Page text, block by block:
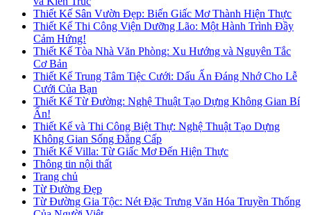
Thiết Kế Sân Vườn Đẹp: Biến Giấc Mơ Thành Hiện Thực
Thiết Kế Thi Công Viện Dưỡng Lão: Một Hành Trình Đầy
Cảm Hứng!
Thiết Kế Tòa Nhà Văn Phòng: Xu Hướng và Nguyên Tắc
Cơ Bản
Thiết Kế Trung Tâm Tiệc Cưới: Dấu Ấn Đáng Nhớ Cho Lễ
Cưới Của Bạn
Thiết Kế Từ Đường: Nghệ Thuật Tạo Dựng Không Gian Bí
Ẩn!
Thiết Kế và Thi Công Biệt Thự: Nghệ Thuật Tạo Dựng
Không Gian Sống Đẳng Cấp
Thiết Kế Villa: Từ Giấc Mơ Đến Hiện Thực
Thông tin nội thất
Trang chủ
Từ Đường Đẹp
Từ Đường Gia Tộc: Nét Đặc Trưng Văn Hóa Truyền Thống